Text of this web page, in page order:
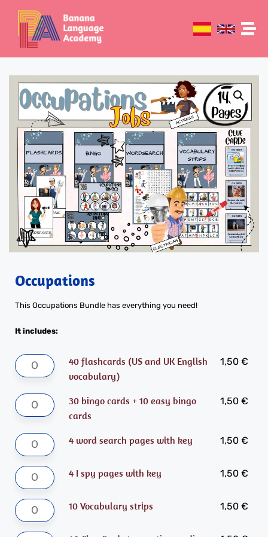
Occupations
This Occupations Bundle has everything you need!
It includes:
40 flashcards (US and UK English
vocabulary)
1,50 €
30 bingo cards + 10 easy bingo
cards
1,50 €
4 word search pages with key 1,50 €
4 I spy pages with key 1,50 €
10 Vocabulary strips 1,50 €